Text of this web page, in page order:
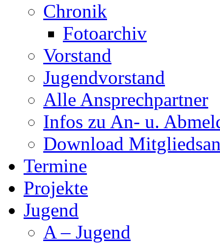
Chronik
Fotoarchiv
Vorstand
Jugendvorstand
Alle Ansprechpartner
Infos zu An- u.
Download
Termine
Projekte
Jugend
A – Jugend